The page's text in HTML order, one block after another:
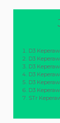
D3
D3
D3
D3
D3
D3
STr